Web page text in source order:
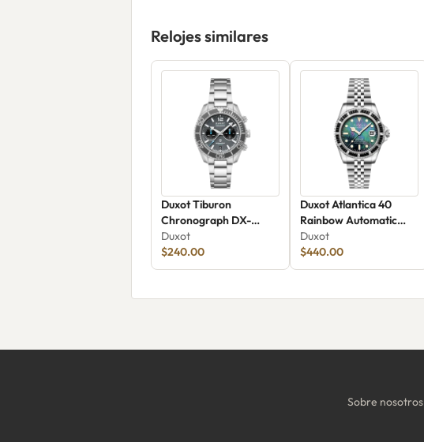
Relojes similares
Duxot Tiburon
Chronograph DX-
2062-11
Duxot
$240.00
Duxot Atlantica 40
Rainbow Automatic
DX-2077-22
Duxot
$440.00
Sobre nosotros